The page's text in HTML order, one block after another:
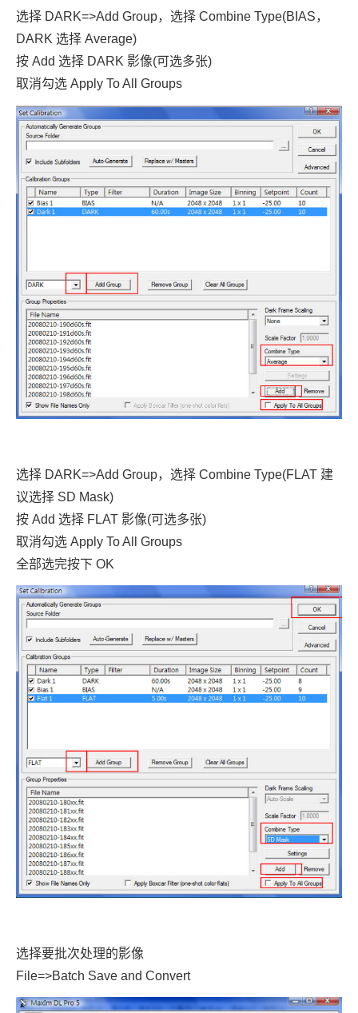
选择 DARK=>Add Group，选择 Combine Type(BIAS，
DARK 选择 Average)
按 Add 选择 DARK 影像(可选多张)
取消勾选 Apply To All Groups
选择 DARK=>Add Group，选择 Combine Type(FLAT 建
议选择 SD Mask)
按 Add 选择 FLAT 影像(可选多张)
取消勾选 Apply To All Groups
全部选完按下 OK
选择要批次处理的影像
File=>Batch Save and Convert